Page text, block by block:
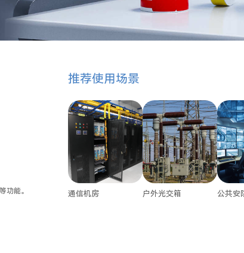
功能。
推荐使用场景
通信机房 户外光交箱 公共安